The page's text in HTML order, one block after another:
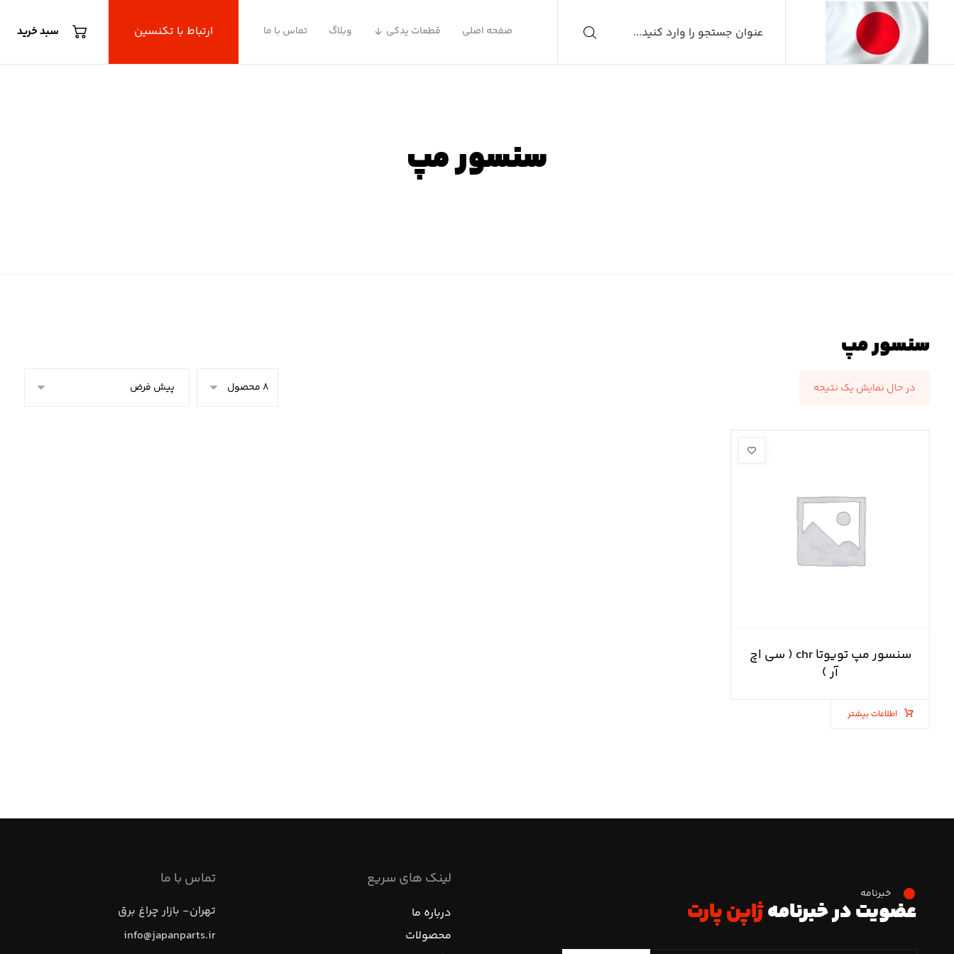
سبد خرید ارتباط با تکنسین صفحه اصلی قطعات یدکی وبلاگ تماس با ما
سنسور مپ
سنسور مپ
در حال نمایش یک نتیجه
سنسور مپ تویوتا chr ( سی اچ
آر )
اطلاعات بیشتر
خبرنامه
عضویت در خبرنامهژاپن پارت
لینک های سریع
درباره ما
محصولات
تماس با ما
تهران- بازار چراغ برق
info@japanparts.ir